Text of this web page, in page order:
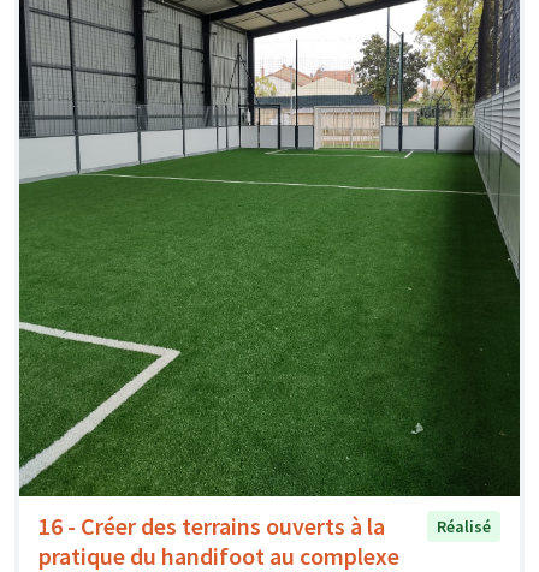
16 - Créer des terrains ouverts à la
pratique du handifoot au complexe
Réalisé